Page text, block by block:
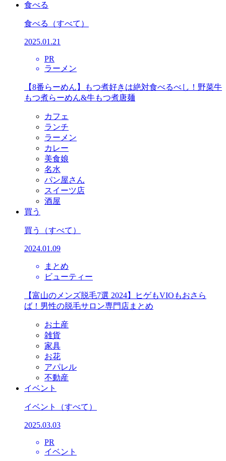
食べる
食べる （すべて）
2025.01.21
PR
ラーメン
【8番らーめん】もつ煮好きは絶対食べるべし！野菜牛
もつ煮らーめん&牛もつ煮唐麺
カフェ
ランチ
ラーメン
カレー
美食娘
名水
パン屋さん
スイーツ店
酒屋
買う
買う （すべて）
2024.01.09
まとめ
ビューティー
【富山のメンズ脱毛7選 2024】ヒゲもVIOもおさら
ば！男性の脱毛サロン専門店まとめ
お土産
雑貨
家具
お花
アパレル
不動産
イベント
イベント （すべて）
2025.03.03
PR
イベント